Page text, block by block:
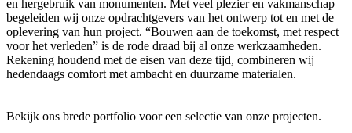
en hergebruik van monumenten. Met veel plezier en vakmanschap
begeleiden wij onze opdrachtgevers van het ontwerp tot en met de
oplevering van hun project. “Bouwen aan de toekomst, met respect
voor het verleden” is de rode draad bij al onze werkzaamheden.
Rekening houdend met de eisen van deze tijd, combineren wij
hedendaags comfort met ambacht en duurzame materialen.
Bekijk ons brede portfolio voor een selectie van onze projecten.